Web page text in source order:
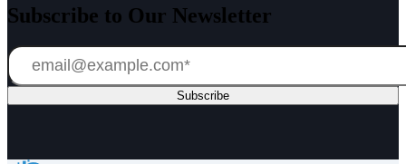
Subscribe to Our Newsletter